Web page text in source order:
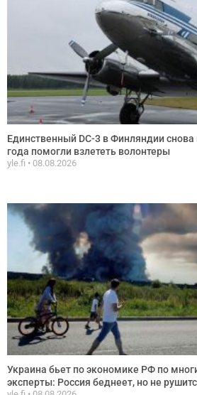
Единственный DC-3 в Финляндии снова
года помогли взлететь волонтеры
yle.fi 08.08.2026
Украина бьет по экономике РФ по
эксперты: Россия беднеет, но не